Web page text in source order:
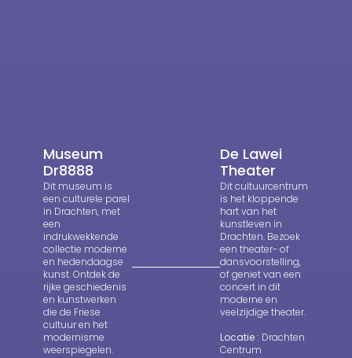
Museum
Dr8888
Dit museum is
een culturele parel
in Drachten, met
een
indrukwekkende
collectie moderne
en hedendaagse
kunst. Ontdek de
rijke geschiedenis
en kunstwerken
die de Friese
cultuur en het
modernisme
weerspiegelen.
De Lawei
Theater
Dit cultuurcentrum
is het kloppende
hart van het
kunstleven in
Drachten. Bezoek
een theater- of
dansvoorstelling,
of geniet van een
concert in dit
moderne en
veelzijdige theater.
Locatie : Drachten
Centrum